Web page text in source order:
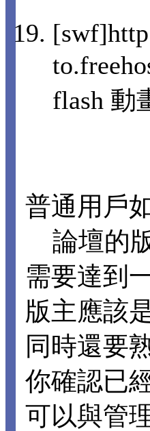
flash 動
普通用戶
論壇的
需要達到
版主應該
同時還要
你確認已
可以與管